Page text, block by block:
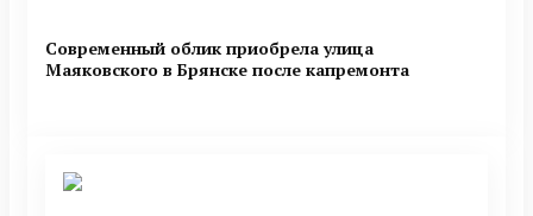
Современный облик приобрела улица
Маяковского в Брянске после капремонта